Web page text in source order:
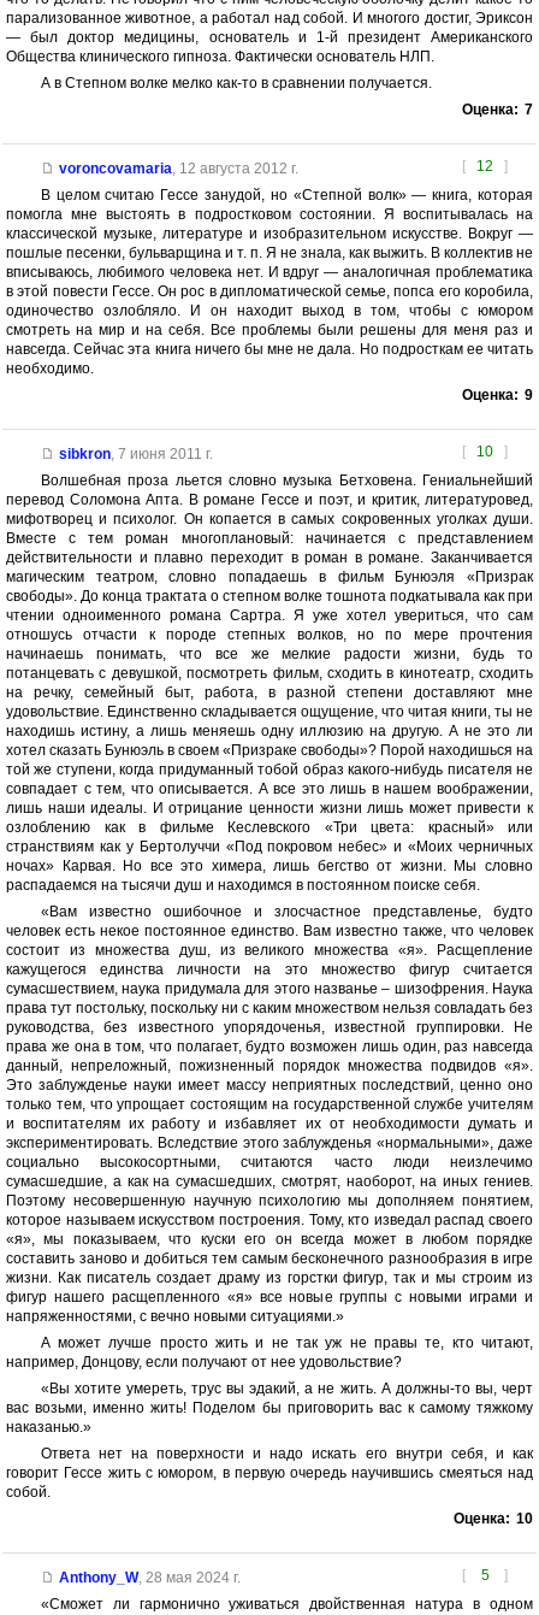
парализованное животное, а работал над собой. И многого достиг, Эриксон
— был доктор медицины, основатель и 1-й президент Американского
Общества клинического гипноза. Фактически основатель НЛП.
А в Степном волке мелко как-то в сравнении получается.
Оценка: 7
[ 12 ]
voroncovamaria, 12 августа 2012 г.
В целом считаю Гессе занудой, но «Степной волк» — книга, которая
помогла мне выстоять в подростковом состоянии. Я воспитывалась на
классической музыке, литературе и изобразительном искусстве. Вокруг —
пошлые песенки, бульварщина и т. п. Я не знала, как выжить. В коллектив не
вписываюсь, любимого человека нет. И вдруг — аналогичная проблематика
в этой повести Гессе. Он рос в дипломатической семье, попса его коробила,
одиночество озлобляло. И он находит выход в том, чтобы с юмором
смотреть на мир и на себя. Все проблемы были решены для меня раз и
навсегда. Сейчас эта книга ничего бы мне не дала. Но подросткам ее читать
необходимо.
Оценка: 9
[ 10 ]
sibkron, 7 июня 2011 г.
Волшебная проза льется словно музыка Бетховена. Гениальнейший
перевод Соломона Апта. В романе Гессе и поэт, и критик, литературовед,
мифотворец и психолог. Он копается в самых сокровенных уголках души.
Вместе с тем роман многоплановый: начинается с представлением
действительности и плавно переходит в роман в романе. Заканчивается
магическим театром, словно попадаешь в фильм Бунюэля «Призрак
свободы». До конца трактата о степном волке тошнота подкатывала как при
чтении одноименного романа Сартра. Я уже хотел увериться, что сам
отношусь отчасти к породе степных волков, но по мере прочтения
начинаешь понимать, что все же мелкие радости жизни, будь то
потанцевать с девушкой, посмотреть фильм, сходить в кинотеатр, сходить
на речку, семейный быт, работа, в разной степени доставляют мне
удовольствие. Единственно складывается ощущение, что читая книги, ты не
находишь истину, а лишь меняешь одну иллюзию на другую. А не это ли
хотел сказать Бунюэль в своем «Призраке свободы»? Порой находишься на
той же ступени, когда придуманный тобой образ какого-нибудь писателя не
совпадает с тем, что описывается. А все это лишь в нашем воображении,
лишь наши идеалы. И отрицание ценности жизни лишь может привести к
озлоблению как в фильме Кеслевского «Три цвета: красный» или
странствиям как у Бертолуччи «Под покровом небес» и «Моих черничных
ночах» Карвая. Но все это химера, лишь бегство от жизни. Мы словно
распадаемся на тысячи душ и находимся в постоянном поиске себя.
«Вам известно ошибочное и злосчастное представленье, будто
человек есть некое постоянное единство. Вам известно также, что человек
состоит из множества душ, из великого множества «я». Расщепление
кажущегося единства личности на это множество фигур считается
сумасшествием, наука придумала для этого названье – шизофрения. Наука
права тут постольку, поскольку ни с каким множеством нельзя совладать без
руководства, без известного упорядоченья, известной группировки. Не
права же она в том, что полагает, будто возможен лишь один, раз навсегда
данный, непреложный, пожизненный порядок множества подвидов «я».
Это заблужденье науки имеет массу неприятных последствий, ценно оно
только тем, что упрощает состоящим на государственной службе учителям
и воспитателям их работу и избавляет их от необходимости думать и
экспериментировать. Вследствие этого заблужденья «нормальными», даже
социально высокосортными, считаются часто люди неизлечимо
сумасшедшие, а как на сумасшедших, смотрят, наоборот, на иных гениев.
Поэтому несовершенную научную психологию мы дополняем понятием,
которое называем искусством построения. Тому, кто изведал распад своего
«я», мы показываем, что куски его он всегда может в любом порядке
составить заново и добиться тем самым бесконечного разнообразия в игре
жизни. Как писатель создает драму из горстки фигур, так и мы строим из
фигур нашего расщепленного «я» все новые группы с новыми играми и
напряженностями, с вечно новыми ситуациями.»
А может лучше просто жить и не так уж не правы те, кто читают,
например, Донцову, если получают от нее удовольствие?
«Вы хотите умереть, трус вы эдакий, а не жить. А должны-то вы, черт
вас возьми, именно жить! Поделом бы приговорить вас к самому тяжкому
наказанью.»
Ответа нет на поверхности и надо искать его внутри себя, и как
говорит Гессе жить с юмором, в первую очередь научившись смеяться над
собой.
Оценка: 10
[ 5 ]
Anthony_W, 28 мая 2024 г.
«Сможет ли гармонично уживаться двойственная натура в одном